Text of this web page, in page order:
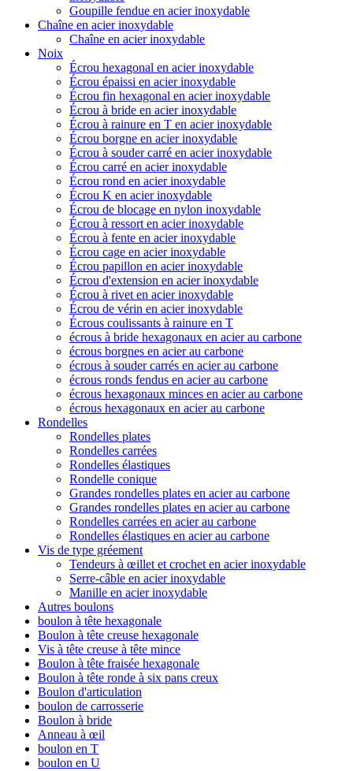
Goupille fendue en acier inoxydable
Chaîne en acier inoxydable
Chaîne en acier inoxydable
Noix
Écrou hexagonal en acier inoxydable
Écrou épaissi en acier inoxydable
Écrou fin hexagonal en acier inoxydable
Écrou à bride en acier inoxydable
Écrou à rainure en T en acier inoxydable
Écrou borgne en acier inoxydable
Écrou à souder carré en acier inoxydable
Écrou carré en acier inoxydable
Écrou rond en acier inoxydable
Écrou K en acier inoxydable
Écrou de blocage en nylon inoxydable
Écrou à ressort en acier inoxydable
Écrou à fente en acier inoxydable
Écrou cage en acier inoxydable
Écrou papillon en acier inoxydable
Écrou d'extension en acier inoxydable
Écrou à rivet en acier inoxydable
Écrou de vérin en acier inoxydable
Écrous coulissants à rainure en T
écrous à bride hexagonaux en acier au carbone
écrous borgnes en acier au carbone
écrous à souder carrés en acier au carbone
écrous ronds fendus en acier au carbone
écrous hexagonaux minces en acier au carbone
écrous hexagonaux en acier au carbone
Rondelles
Rondelles plates
Rondelles carrées
Rondelles élastiques
Rondelle conique
Grandes rondelles plates en acier au carbone
Grandes rondelles plates en acier au carbone
Rondelles carrées en acier au carbone
Rondelles élastiques en acier au carbone
Vis de type gréement
Tendeurs à œillet et crochet en acier inoxydable
Serre-câble en acier inoxydable
Manille en acier inoxydable
Autres boulons
boulon à tête hexagonale
Boulon à tête creuse hexagonale
Vis à tête creuse à tête mince
Boulon à tête fraisée hexagonale
Boulon à tête ronde à six pans creux
Boulon d'articulation
boulon de carrosserie
Boulon à bride
Anneau à œil
boulon en T
boulon en U